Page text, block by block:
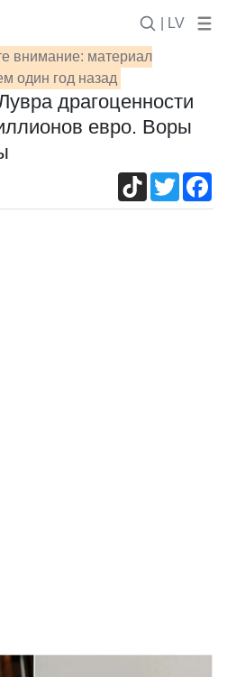
| LV
внимание: материал
один год назад
драгоценности
евро. Воры
TikTokTwitter